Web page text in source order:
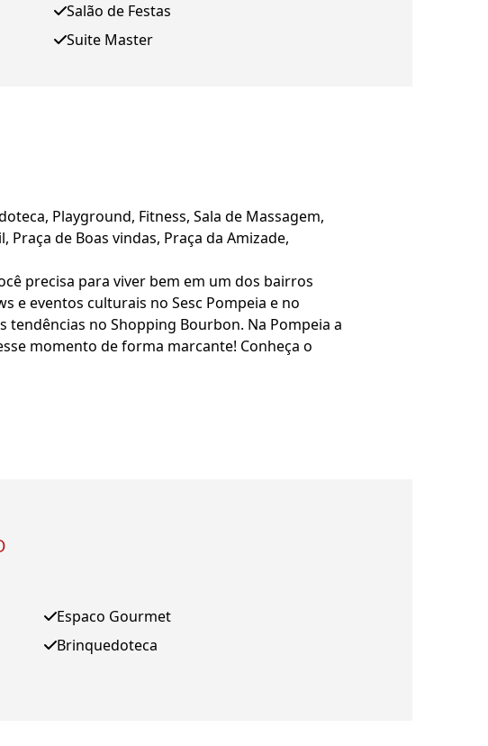
Salão de Festas
Suite Master
Playground, Fitness, Sala de Massagem,
Praça de Boas vindas, Praça da Amizade,
precisa para viver bem em um dos bairros
e eventos culturais no Sesc Pompeia e no
no Shopping Bourbon. Na Pompeia a
momento de forma marcante! Conheça o
Espaco Gourmet
Brinquedoteca